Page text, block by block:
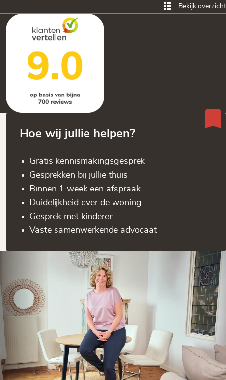
Bekijk overzicht
Hoe wij jullie helpen?
Gratis kennis­makingsgesprek
Gesprekken bij jullie thuis
Binnen 1 week een afspraak
Duidelijkheid over de woning
Gesprek met kinderen
Vaste samenwerkende advocaat